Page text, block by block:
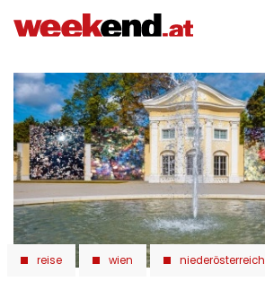
zum
reise wien
niederösterreich